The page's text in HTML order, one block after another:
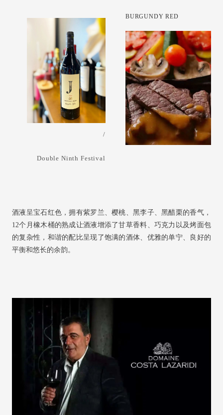
/
Double Ninth Festival
BURGUNDY RED
酒液呈宝石红色，拥有紫罗兰、樱桃、黑李子、黑醋栗的香气，
12个月橡木桶的熟成让酒液增添了甘草香料、巧克力以及烤面包
的复杂性，和谐的配比呈现了饱满的酒体、优雅的单宁、良好的
平衡和悠长的余韵。